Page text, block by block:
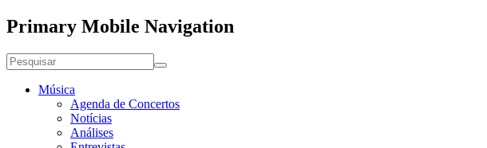
Primary Mobile Navigation
Música
Agenda de Concertos
Notícias
Análises